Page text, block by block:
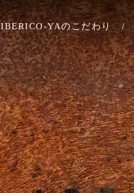
IBERICO-YAのこだわり